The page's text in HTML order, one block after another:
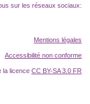
sur les réseaux sociaux:
Mentions légales
Accessibilité non conforme
la licence CC BY-SA 3.0 FR